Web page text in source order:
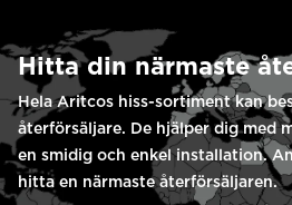
Hitta din närmaste
Hela Aritcos hiss-sortiment kan
återförsäljare. De hjälper dig med
en smidig och enkel installation.
hitta en närmaste återförsäljaren.